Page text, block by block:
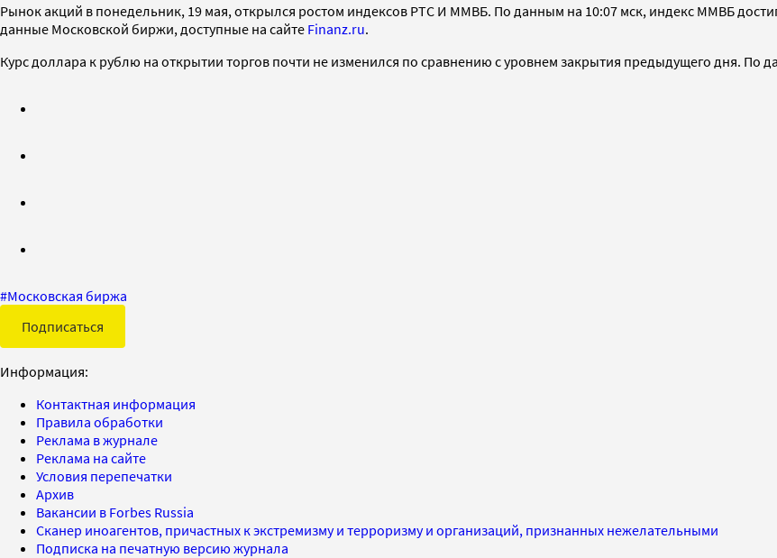
Рынок акций в понедельник, 19 мая, открылся ростом индексов РТС И ММВБ. По данным на 10:07 мск, индекс ММВБ
данные Московской биржи, доступные на сайте Finanz.ru.
Курс доллара к рублю на открытии торгов почти не изменился по сравнению с уровнем закрытия предыдущего дня. По
#Московская биржа
Подписаться
Информация:
Контактная информация
Правила обработки
Реклама в журнале
Реклама на сайте
Условия перепечатки
Архив
Вакансии в Forbes Russia
Сканер иноагентов, причастных к экстремизму и терроризму и организаций, признанных нежелательными
Подписка на печатную версию журнала